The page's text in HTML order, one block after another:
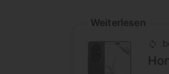
Weiterlesen